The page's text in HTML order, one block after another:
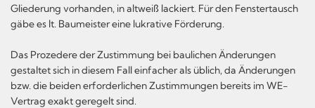
Gliederung vorhanden, in altweiß lackiert. Für den Fenstertausch
gäbe es lt. Baumeister eine lukrative Förderung.
Das Prozedere der Zustimmung bei baulichen Änderungen
gestaltet sich in diesem Fall einfacher als üblich, da Änderungen
bzw. die beiden erforderlichen Zustimmungen bereits im WE-
Vertrag exakt geregelt sind.